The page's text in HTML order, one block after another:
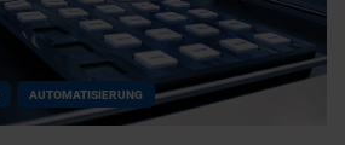
AUTOMATISIERUNG